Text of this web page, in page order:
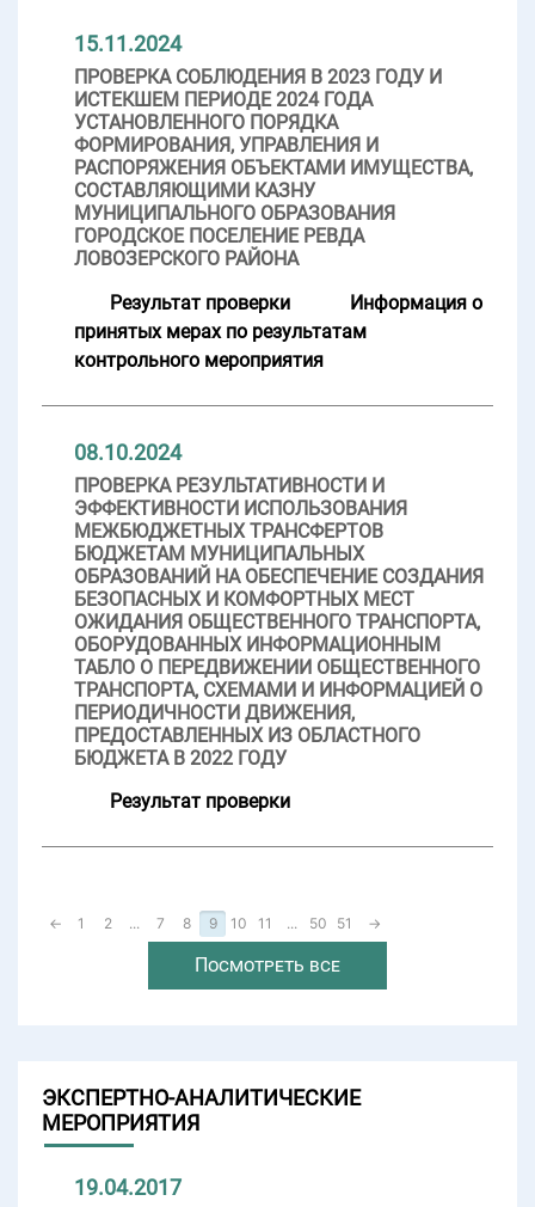
15.11.2024
ПРОВЕРКА СОБЛЮДЕНИЯ В 2023 ГОДУ И
ИСТЕКШЕМ ПЕРИОДЕ 2024 ГОДА
УСТАНОВЛЕННОГО ПОРЯДКА
ФОРМИРОВАНИЯ, УПРАВЛЕНИЯ И
РАСПОРЯЖЕНИЯ ОБЪЕКТАМИ ИМУЩЕСТВА,
СОСТАВЛЯЮЩИМИ КАЗНУ
МУНИЦИПАЛЬНОГО ОБРАЗОВАНИЯ
ГОРОДСКОЕ ПОСЕЛЕНИЕ РЕВДА
ЛОВОЗЕРСКОГО РАЙОНА
Результат проверки
Информация о
принятых мерах по результатам
контрольного мероприятия
08.10.2024
ПРОВЕРКА РЕЗУЛЬТАТИВНОСТИ И
ЭФФЕКТИВНОСТИ ИСПОЛЬЗОВАНИЯ
МЕЖБЮДЖЕТНЫХ ТРАНСФЕРТОВ
БЮДЖЕТАМ МУНИЦИПАЛЬНЫХ
ОБРАЗОВАНИЙ НА ОБЕСПЕЧЕНИЕ СОЗДАНИЯ
БЕЗОПАСНЫХ И КОМФОРТНЫХ МЕСТ
ОЖИДАНИЯ ОБЩЕСТВЕННОГО ТРАНСПОРТА,
ОБОРУДОВАННЫХ ИНФОРМАЦИОННЫМ
ТАБЛО О ПЕРЕДВИЖЕНИИ ОБЩЕСТВЕННОГО
ТРАНСПОРТА, СХЕМАМИ И ИНФОРМАЦИЕЙ О
ПЕРИОДИЧНОСТИ ДВИЖЕНИЯ,
ПРЕДОСТАВЛЕННЫХ ИЗ ОБЛАСТНОГО
БЮДЖЕТА В 2022 ГОДУ
Результат проверки
← 1 2 ... 7 8 9 10 11 ... 50 51 →
Посмотреть все
ЭКСПЕРТНО-АНАЛИТИЧЕСКИЕ
МЕРОПРИЯТИЯ
19.04.2017